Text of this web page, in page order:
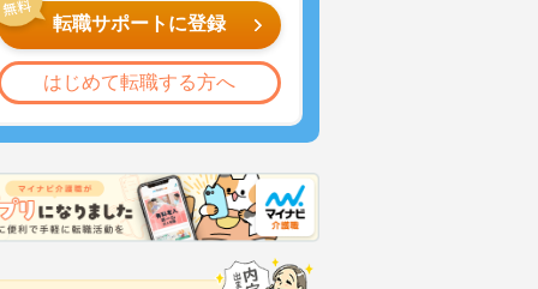
転職サポートに登録
はじめて転職する方へ